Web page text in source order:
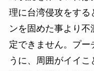
理に台湾侵攻をする
ンを固めた事より
定できません。プー
うに、周囲がイイ